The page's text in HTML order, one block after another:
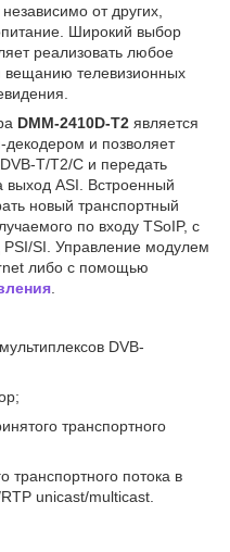
от других,
Широкий выбор
реализовать любое
вещанию телевизионных
DMM-2410D-T2 является
и позволяет
T/T2/C и передать
выход ASI. Встроенный
новый транспортный
по входу TSoIP, с
SI. Управление модулем
либо с помощью
DVB-
транспортного
транспортного потока в
unicast/multicast.